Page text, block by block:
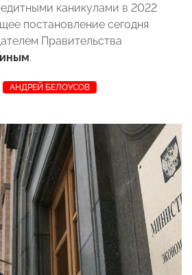
каникулами в 2022
постановление сегодня
Правительства
.
АНДРЕЙ БЕЛОУСОВ